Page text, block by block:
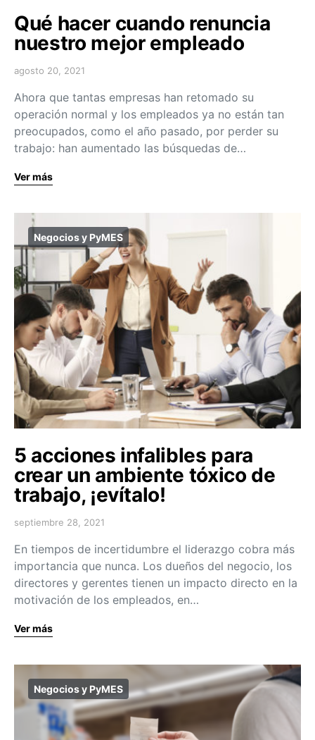
Qué hacer cuando renuncia
nuestro mejor empleado
agosto 20, 2021
Ahora que tantas empresas han retomado su
operación normal y los empleados ya no están tan
preocupados, como el año pasado, por perder su
trabajo: han aumentado las búsquedas de…
Ver más
Negocios y PyMES
5 acciones infalibles para
crear un ambiente tóxico de
trabajo, ¡evítalo!
septiembre 28, 2021
En tiempos de incertidumbre el liderazgo cobra más
importancia que nunca. Los dueños del negocio, los
directores y gerentes tienen un impacto directo en la
motivación de los empleados, en…
Ver más
Negocios y PyMES